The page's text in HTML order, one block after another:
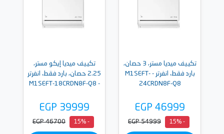
تكييف ميديا مستر، 3 حصان،
بارد فقط، انفرتر - M1SEFT-
24CRDN8F-Q8
EGP 46999
- 15%
EGP 54999
تكييف ميديا إيكو مستر،
2.25 حصان، بارد فقط، انفرتر
- M1SEFT-18CRDN8F-Q8
EGP 39999
- 15%
EGP 46700